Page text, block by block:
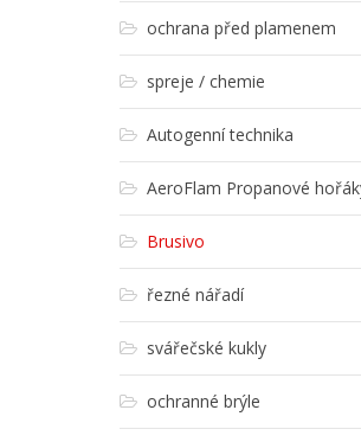
ochrana před plamenem
spreje / chemie
Autogenní technika
AeroFlam Propanové
Brusivo
řezné nářadí
svářečské kukly
ochranné brýle